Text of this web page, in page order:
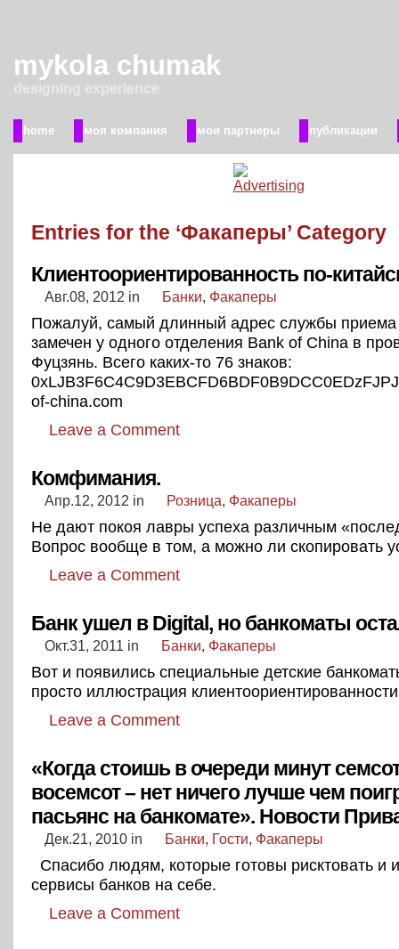
mykola chumak
home моя компания мои партнеры публикации
Entries for the ‘Факаперы’ Category
Клиентоориентированность по-
Авг.08, 2012 in Банки, Факаперы
Пожалуй, самый длинный адрес службы
замечен у одного отделения Bank of China в
Фуцзянь. Всего каких-то 76 знаков:
of-china.com
Leave a Comment
Комфимания.
Апр.12, 2012 in Розница, Факаперы
Не дают покоя лавры успеха различным
Вопрос вообще в том, а можно ли скопировать
Leave a Comment
Банк ушел в Digital, но банкоматы
Окт.31, 2011 in Банки, Факаперы
Вот и появились специальные детские
просто иллюстрация
Leave a Comment
«Когда стоишь в очереди минут
восемсот – нет ничего лучше чем
пасьянс на банкомате». Новости
Дек.21, 2010 in Банки, Гости, Факаперы
Спасибо людям, которые готовы рисктовать и
сервисы банков на себе.
Leave a Comment